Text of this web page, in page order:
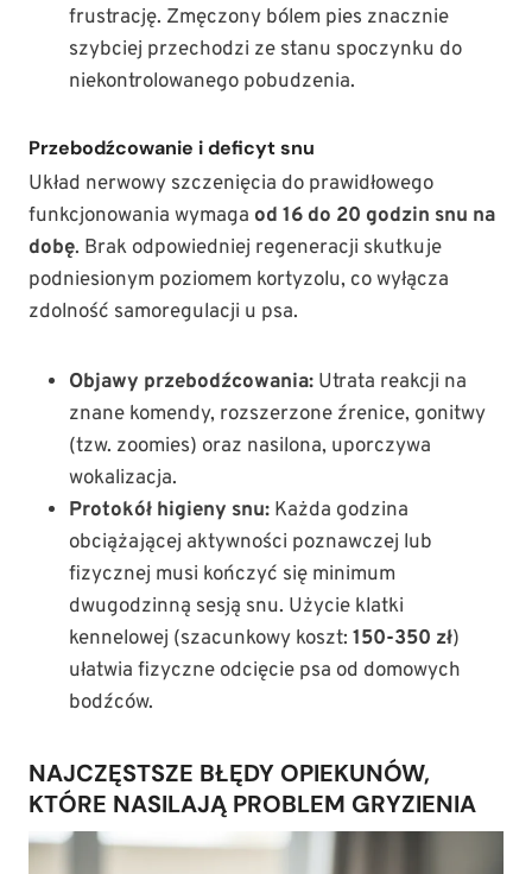
frustrację. Zmęczony bólem pies znacznie
szybciej przechodzi ze stanu spoczynku do
niekontrolowanego pobudzenia.
Przebodźcowanie i deficyt snu
Układ nerwowy szczenięcia do prawidłowego
funkcjonowania wymaga od 16 do 20 godzin snu na
dobę. Brak odpowiedniej regeneracji skutkuje
podniesionym poziomem kortyzolu, co wyłącza
zdolność samoregulacji u psa.
Objawy przebodźcowania: Utrata reakcji na
znane komendy, rozszerzone źrenice, gonitwy
(tzw. zoomies) oraz nasilona, uporczywa
wokalizacja.
Protokół higieny snu: Każda godzina
obciążającej aktywności poznawczej lub
fizycznej musi kończyć się minimum
dwugodzinną sesją snu. Użycie klatki
kennelowej (szacunkowy koszt: 150-350 zł)
ułatwia fizyczne odcięcie psa od domowych
bodźców.
NAJCZĘSTSZE BŁĘDY OPIEKUNÓW,
KTÓRE NASILAJĄ PROBLEM GRYZIENIA